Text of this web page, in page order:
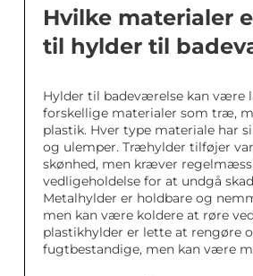
Hvilke materialer
til hylder til
Hylder til badeværelse kan være
forskellige materialer som træ,
plastik. Hver type materiale har
og ulemper. Træhylder tilføjer
skønhed, men kræver
vedligeholdelse for at undgå
Metalhylder er holdbare og
men kan være koldere at røre
plastikhylder er lette at rengøre
fugtbestandige, men kan være